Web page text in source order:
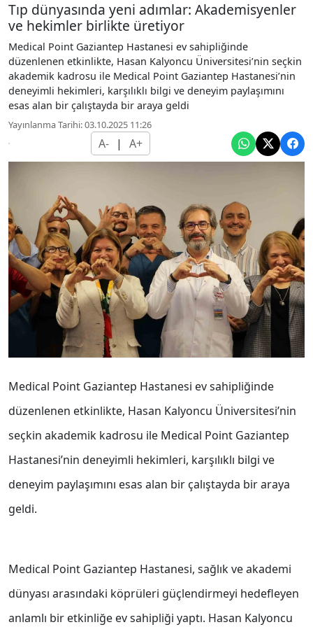
Tıp dünyasında yeni adımlar: Akademisyenler
ve hekimler birlikte üretiyor
Medical Point Gaziantep Hastanesi ev sahipliğinde
düzenlenen etkinlikte, Hasan Kalyoncu Üniversitesi’nin seçkin
akademik kadrosu ile Medical Point Gaziantep Hastanesi’nin
deneyimli hekimleri, karşılıklı bilgi ve deneyim paylaşımını
esas alan bir çalıştayda bir araya geldi
Yayınlanma Tarihi: 03.10.2025 11:26
A- | A+
Medical Point Gaziantep Hastanesi ev sahipliğinde
düzenlenen etkinlikte, Hasan Kalyoncu Üniversitesi’nin
seçkin akademik kadrosu ile Medical Point Gaziantep
Hastanesi’nin deneyimli hekimleri, karşılıklı bilgi ve
deneyim paylaşımını esas alan bir çalıştayda bir araya
geldi.
Medical Point Gaziantep Hastanesi, sağlık ve akademi
dünyası arasındaki köprüleri güçlendirmeyi hedefleyen
anlamlı bir etkinliğe ev sahipliği yaptı. Hasan Kalyoncu